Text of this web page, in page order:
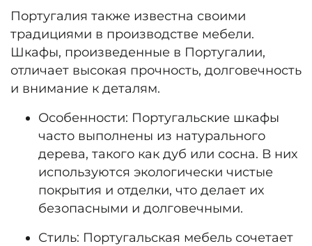
Португалия также известна своими
традициями в производстве мебели.
Шкафы, произведенные в Португалии,
отличает высокая прочность, долговечность
и внимание к деталям.
Особенности: Португальские шкафы
часто выполнены из натурального
дерева, такого как дуб или сосна. В них
используются экологически чистые
покрытия и отделки, что делает их
безопасными и долговечными.
Стиль: Португальская мебель сочетает